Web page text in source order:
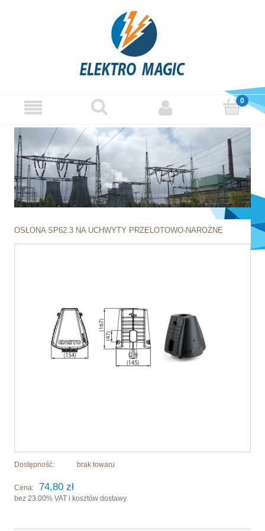
OSŁONA SP62.3 NA UCHWYTY PRZELOTOWO-NAROŻNE
Dostępność: brak towaru
Cena: 74,80 zł
bez 23.00% VAT i kosztów dostawy